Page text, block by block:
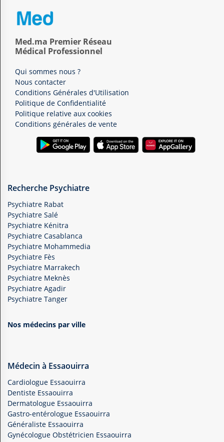
Med.ma Premier Réseau
Médical Professionnel
Qui sommes nous ?
Nous contacter
Conditions Générales d'Utilisation
Politique de Confidentialité
Politique relative aux cookies
Conditions générales de vente
Recherche Psychiatre
Psychiatre Rabat
Psychiatre Salé
Psychiatre Kénitra
Psychiatre Casablanca
Psychiatre Mohammedia
Psychiatre Fès
Psychiatre Marrakech
Psychiatre Meknès
Psychiatre Agadir
Psychiatre Tanger
Nos médecins par ville
Médecin à Essaouirra
Cardiologue Essaouirra
Dentiste Essaouirra
Dermatologue Essaouirra
Gastro-entérologue Essaouirra
Généraliste Essaouirra
Gynécologue Obstétricien Essaouirra